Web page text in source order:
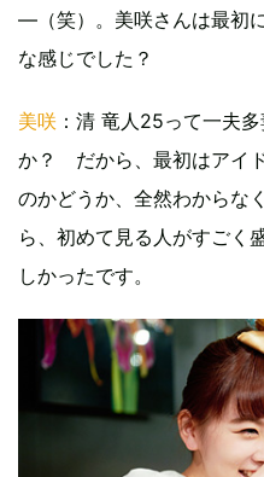
―（笑）。美咲さんは最初
な感じでした？
美咲 ：清 竜人25って一夫
か？ だから、最初はアイ
のかどうか、全然わからな
ら、初めて見る人がすごく
しかったです。